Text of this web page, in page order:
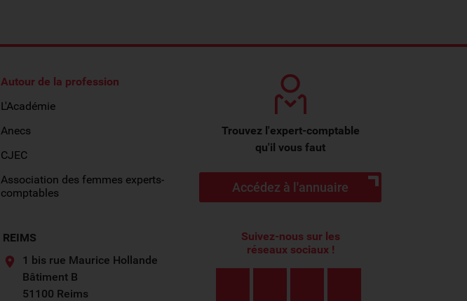
Autour de la profession
L'Académie
Anecs
CJEC
Association des femmes experts-
comptables
Trouvez l'expert-comptable
qu'il vous faut
Accédez à l'annuaire
REIMS
1 bis rue Maurice Hollande
Bâtiment B
51100 Reims
Suivez-nous sur les
réseaux sociaux !